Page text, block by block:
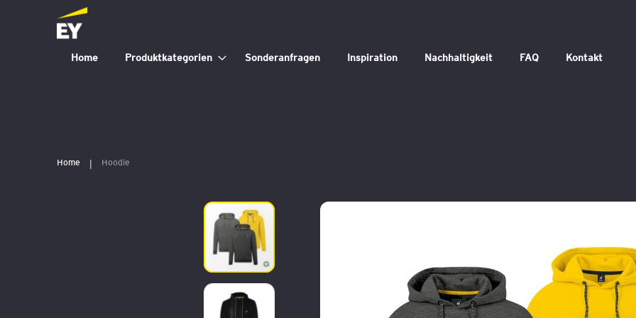
Home Produktkategorien Sonderanfragen Inspiration Nachhaltigkeit FAQ Kontakt
Home Hoodie
Zum
Ende
der
Bildergalerie
springen